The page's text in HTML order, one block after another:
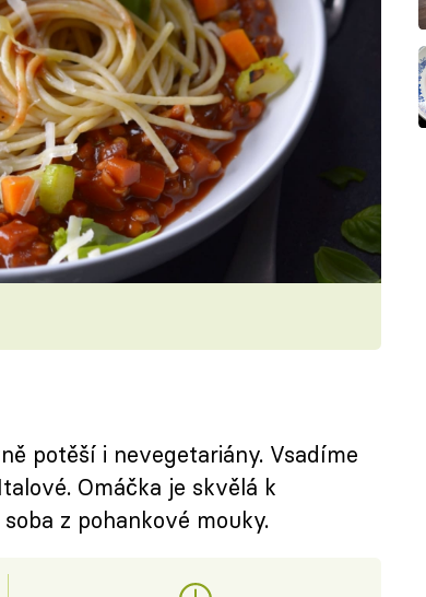
potěší i nevegetariány. Vsadíme
Omáčka je skvělá k
z pohankové mouky.